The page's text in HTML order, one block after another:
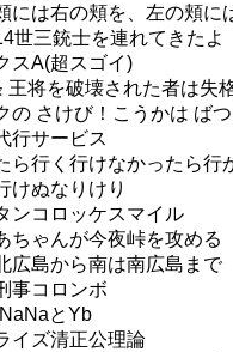
には右の頬を、左の頬に
世三銃士を連れてきたよ
スA(超スゴイ)
王将を破壊された者は失
の さけび！こうかは ばつ
行サービス
ら行く行けなかったら行
けぬなりけり
ンコロッケスマイル
ちゃんが今夜峠を攻める
広島から南は南広島まで
事コロンボ
とYb
イズ清正公理論